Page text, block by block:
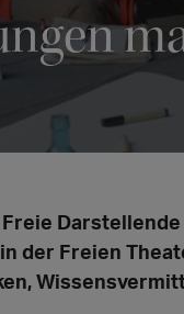
der Freien